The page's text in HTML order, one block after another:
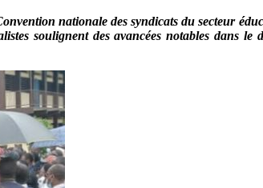
nationale des syndicats du secteur
soulignent des avancées notables dans